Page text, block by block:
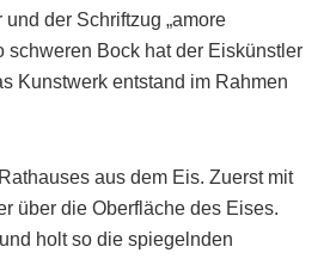
der Schriftzug „amore
schweren Bock hat der Eiskünstler
Kunstwerk entstand im Rahmen
aus dem Eis. Zuerst mit
über die Oberfläche des Eises.
holt so die spiegelnden